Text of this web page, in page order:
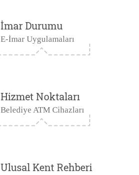
İmar Durumu
E-İmar Uygulamaları
Hizmet Noktaları
Belediye ATM Cihazları
Ulusal Kent Rehberi